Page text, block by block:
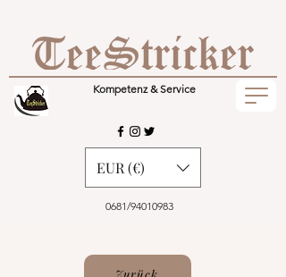
Kompetenz & Service
0681/94010983
EUR (€)
Zurück